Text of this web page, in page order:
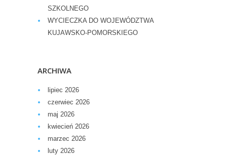
SZKOLNEGO
WYCIECZKA DO WOJEWÓDZTWA
KUJAWSKO-POMORSKIEGO
ARCHIWA
lipiec 2026
czerwiec 2026
maj 2026
kwiecień 2026
marzec 2026
luty 2026